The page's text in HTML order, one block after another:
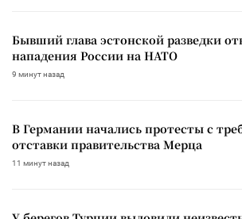
Бывший глава эстонской разведки
нападения России на НАТО
9 минут назад
В Германии начались протесты с
отставки правительства Мерца
11 минут назад